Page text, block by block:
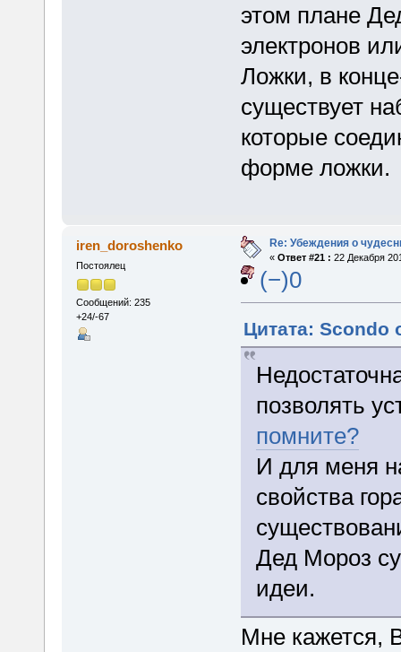
этом плане
электронов
Ложки, в
существует
которые
форме ложки.
iren_doroshenko
Постоялец
Сообщений: 235
+24/-67
Re: Убеждения о
« Ответ #21 : 22 Декабря
(−)0
Цитата: Scondo
позволять
помните?
И для меня
свойства
Дед Мороз
идеи.
Мне кажется,